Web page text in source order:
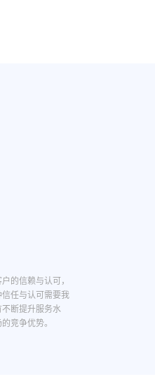
的信赖与认可，
任与认可需要我
断提升服务水
竞争优势。